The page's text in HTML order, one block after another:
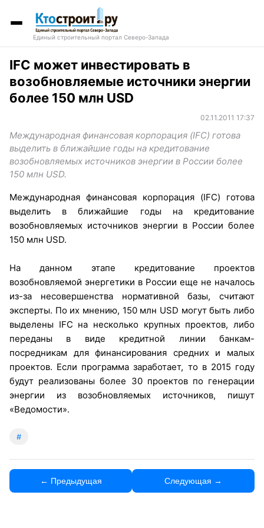
Единый строительный портал Северо-Запада
IFC может инвестировать в
возобновляемые источники энергии
более 150 млн USD
02.11.2011 17:37
Международная финансовая корпорация (IFC) готова
выделить в ближайшие годы на кредитование
возобновляемых источников энергии в России более
150 млн USD.
Международная финансовая корпорация (IFC) готова
выделить в ближайшие годы на кредитование
возобновляемых источников энергии в России более
150 млн USD.
На данном этапе кредитование проектов
возобновляемой энергетики в России еще не началось
из-за несовершенства нормативной базы, считают
эксперты. По их мнению, 150 млн USD могут быть либо
выделены IFC на несколько крупных проектов, либо
переданы в виде кредитной линии банкам-
посредникам для финансирования средних и малых
проектов. Если программа заработает, то в 2015 году
будут реализованы более 30 проектов по генерации
энергии из возобновляемых источников, пишут
«Ведомости».
#
← Предыдущая Следующая →